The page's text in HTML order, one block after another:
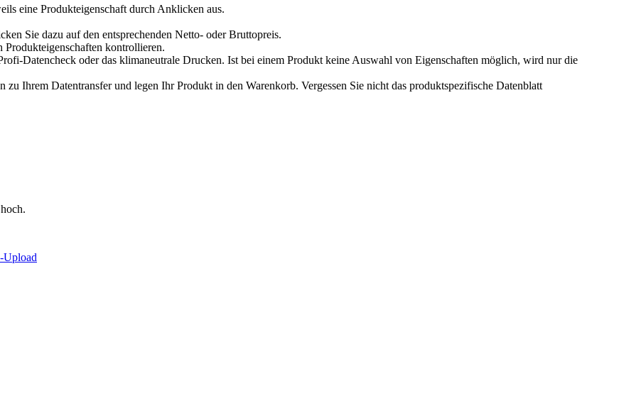
eine Produkteigenschaft durch Anklicken aus.
Sie dazu auf den entsprechenden Netto- oder Bruttopreis.
kontrollieren.
Datencheck oder das klimaneutrale Drucken. Ist bei einem Produkt keine Auswahl von Eigenschaften möglich, wird nur die
zu Ihrem Datentransfer und legen Ihr Produkt in den Warenkorb. Vergessen Sie nicht das produktspezifische Datenblatt
Upload